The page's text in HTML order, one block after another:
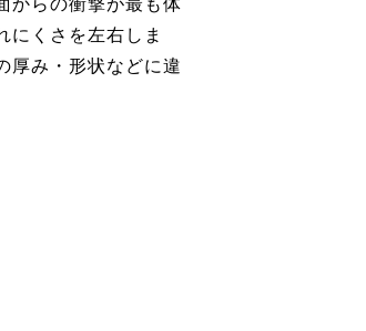
からの衝撃が最も体
にくさを左右しま
厚み・形状などに違